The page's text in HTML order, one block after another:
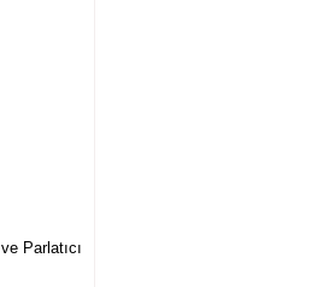
Parlatıcı